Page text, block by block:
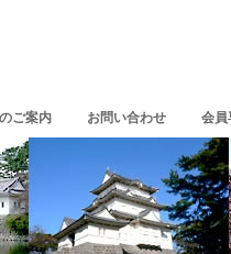
ご案内 お問い合わせ 会員